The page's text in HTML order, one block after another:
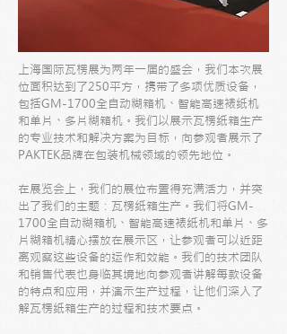
上海国际瓦楞展为两年一届的盛会，我们本次展
位面积达到了250平方，携带了多项优质设备，
包括GM-1700全自动糊箱机、智能高速裱纸机
和单片、多片糊箱机。我们以展示瓦楞纸箱生产
的专业技术和解决方案为目标，向参观者展示了
PAKTEK品牌在包装机械领域的领先地位。
在展览会上，我们的展位布置得充满活力，并突
出了我们的主题：瓦楞纸箱生产。我们将GM-
1700全自动糊箱机、智能高速裱纸机和单片、多
片糊箱机精心摆放在展示区，让参观者可以近距
离观察这些设备的运作和效能。我们的技术团队
和销售代表也身临其境地向参观者讲解每款设备
的特点和应用，并演示生产过程，让他们深入了
解瓦楞纸箱生产的过程和技术要点。